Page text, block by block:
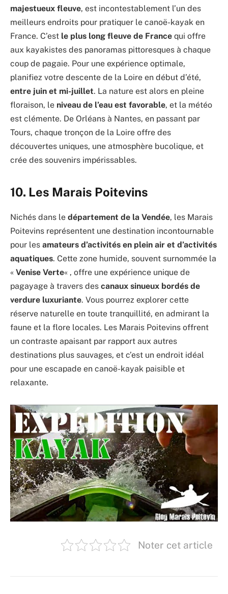
majestueux fleuve, est incontestablement l’un des
meilleurs endroits pour pratiquer le canoë-kayak en
France. C’est le plus long fleuve de France qui offre
aux kayakistes des panoramas pittoresques à chaque
coup de pagaie. Pour une expérience optimale,
planifiez votre descente de la Loire en début d’été,
entre juin et mi-juillet. La nature est alors en pleine
floraison, le niveau de l’eau est favorable, et la météo
est clémente. De Orléans à Nantes, en passant par
Tours, chaque tronçon de la Loire offre des
découvertes uniques, une atmosphère bucolique, et
crée des souvenirs impérissables.
10. Les Marais Poitevins
Nichés dans le département de la Vendée, les Marais
Poitevins représentent une destination incontournable
pour les amateurs d’activités en plein air et d’activités
aquatiques. Cette zone humide, souvent surnommée la
« Venise Verte« , offre une expérience unique de
pagayage à travers des canaux sinueux bordés de
verdure luxuriante. Vous pourrez explorer cette
réserve naturelle en toute tranquillité, en admirant la
faune et la flore locales. Les Marais Poitevins offrent
un contraste apaisant par rapport aux autres
destinations plus sauvages, et c’est un endroit idéal
pour une escapade en canoë-kayak paisible et
relaxante.
Noter cet article